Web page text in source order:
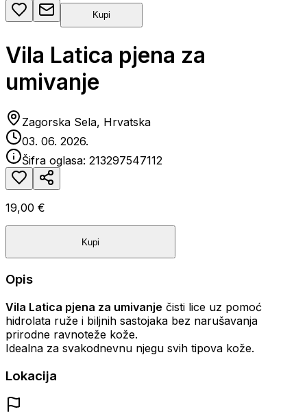
Kupi
Vila Latica pjena za
umivanje
Zagorska Sela, Hrvatska
03. 06. 2026.
Šifra oglasa: 213297547112
19,00 €
Kupi
Opis
Vila Latica pjena za umivanje čisti lice uz pomoć
hidrolata ruže i biljnih sastojaka bez narušavanja
prirodne ravnoteže kože.
Idealna za svakodnevnu njegu svih tipova kože.
Lokacija